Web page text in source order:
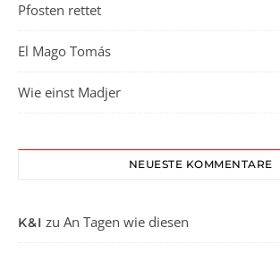
Pfosten rettet
El Mago Tomás
Wie einst Madjer
NEUESTE KOMMENTARE
K&I zu An Tagen wie diesen